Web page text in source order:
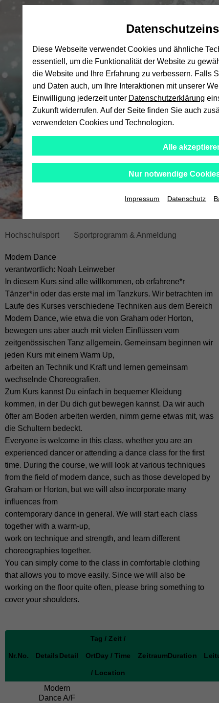
Automatische
vermeiden
skip
skip
skip
skip
navigation
to
main
content
Hochschulsport Sportprogramm & Anmeldung
Modern Dance
verantwortlich: Noah Leinweber
In diesem Kurs sind alle willkommen, ob erfahrene*r
Tänzer*in oder das erste mal im Tanzkurs. Wir betrachten im
Laufe des Kurses verschiedene Techniken aus dem Bereich
Modern Dance, wie etwa die von Graham oder Horton,
bewegen uns aber auch mit vielen Einflüssen vom
zeitgenössischen Tanz allgemein. Gemeinsam beginnen wir
jeden Kurs mit einem Warm Up,
arbeiten an Technik und Kraft und lernen gemeinsam
wechselnde Choreografien.
Zum Kurs kannst Du einfach in bequemer Kleidung
kommen, in der Du dich gut bewegen kannst. Da wir auch
öfter am Boden arbeiten werden, nimm gerne etwas mit, was
die Schultern bedeckt.
Everyone is welcome in this class, whether you are an
experienced dancer or attending a dance class for the first
time. During the course, we will look at various techniques
from the field of modern dance, such as those developed by
Graham or Horton, but we will also incorporate many
influences from
contemporary dance in general. We will start each class
together with a warm-up,
work on technique and strength, and learn different
choreographies together.
You can simply come to the class in comfortable clothing
that allows you to move easily. Since we will also be
working on the floor quite often, please bring something to
cover your shoulders.
Nr.No. DetailsDetail
Tag / Zeit /
OrtDay / Time
/ Location
ZeitraumDuration
Modern
Dance A/F
Diese Webseite verwendet Cookies und ähnliche
essentiell, um die Funktionalität der Website zu
die Website und Ihre Erfahrung zu verbessern. Falls
und Daten auch, um Ihre Interaktionen mit unserer
Einwilligung jederzeit unter Datenschutzerklärung
Zukunft widerrufen. Auf der Seite finden Sie auch
verwendeten Cookies und Technologien.
Alle
Nur notwendige
Impressum Datenschutz